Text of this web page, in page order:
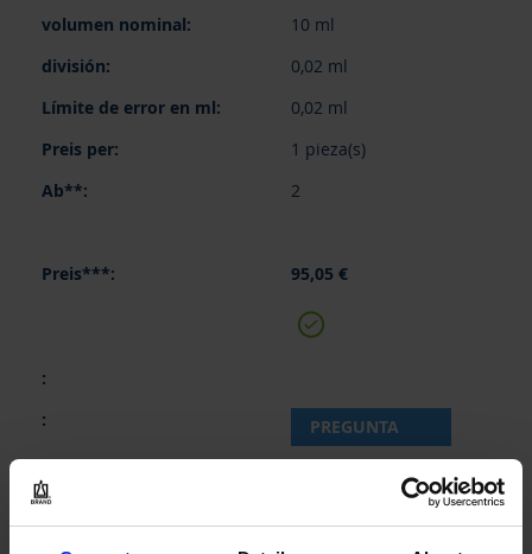
artículos
agrupados
10 ml
0,02 ml
0,02 ml
1 pieza(s)
2
95,05 €
PREGUNTA
25 ml